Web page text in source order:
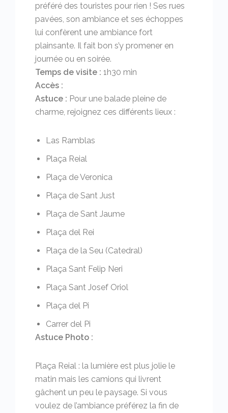
préféré des touristes pour rien ! Ses rues
pavées, son ambiance et ses échoppes
lui confèrent une ambiance fort
plainsante. Il fait bon s’y promener en
journée ou en soirée.
Temps de visite : 1h30 min
Accès :
Astuce : Pour une balade pleine de
charme, rejoignez ces différents lieux :
Las Ramblas
Plaça Reial
Plaça de Veronica
Plaça de Sant Just
Plaça de Sant Jaume
Plaça del Rei
Plaça de la Seu (Catedral)
Plaça Sant Felip Neri
Plaça Sant Josef Oriol
Plaça del Pi
Carrer del Pi
Astuce Photo :
Plaça Reial : la lumière est plus jolie le
matin mais les camions qui livrent
gâchent un peu le paysage. Si vous
voulez de l’ambiance préférez la fin de